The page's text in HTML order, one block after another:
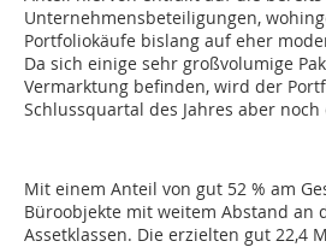
Unternehmensbeteiligungen,
Portfoliokäufe bislang auf eher
Da sich einige sehr großvolumige
Vermarktung befinden, wird der
Schlussquartal des Jahres aber
Mit einem Anteil von gut 52 % am
Büroobjekte mit weitem Abstand an
Assetklassen. Die erzielten gut 22,4